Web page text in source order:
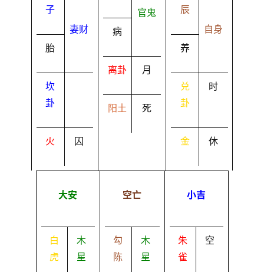
子
胎
妻财
坎
卦
火 囚
病
官鬼
离卦 月
阳土 死
辰
养
自身
兑
卦
时
金 休
大安
白
虎
木
星
空亡
勾
陈
木
星
小吉
朱
雀
空